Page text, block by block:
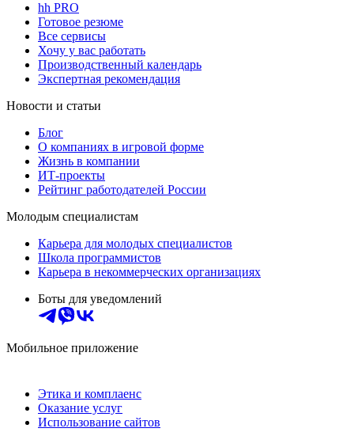
hh PRO
Готовое резюме
Все сервисы
Хочу у вас работать
Производственный календарь
Экспертная рекомендация
Новости и статьи
Блог
О компаниях в игровой форме
Жизнь в компании
ИТ-проекты
Рейтинг работодателей России
Молодым специалистам
Карьера для молодых специалистов
Школа программистов
Карьера в некоммерческих организациях
Боты для уведомлений
Мобильное приложение
Этика и комплаенс
Оказание услуг
Использование сайтов